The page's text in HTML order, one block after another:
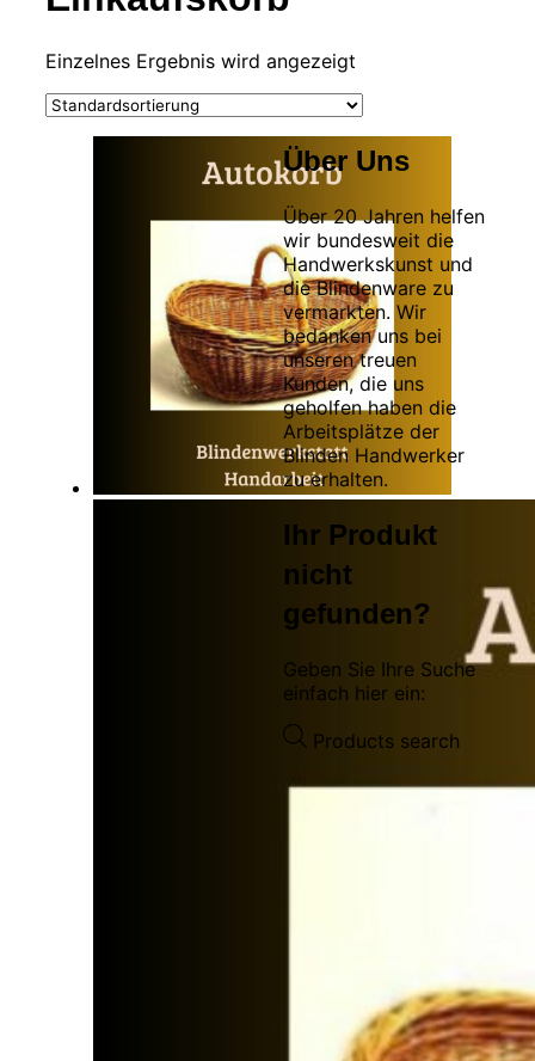
Einzelnes Ergebnis wird angezeigt
Über Uns
Über 20 Jahren helfen
wir bundesweit die
Handwerkskunst und
die Blindenware zu
vermarkten. Wir
bedanken uns bei
unseren treuen
Kunden, die uns
geholfen haben die
Arbeitsplätze der
Blinden Handwerker
zu erhalten.
Ihr Produkt
nicht
gefunden?
Geben Sie Ihre Suche
einfach hier ein:
Products search